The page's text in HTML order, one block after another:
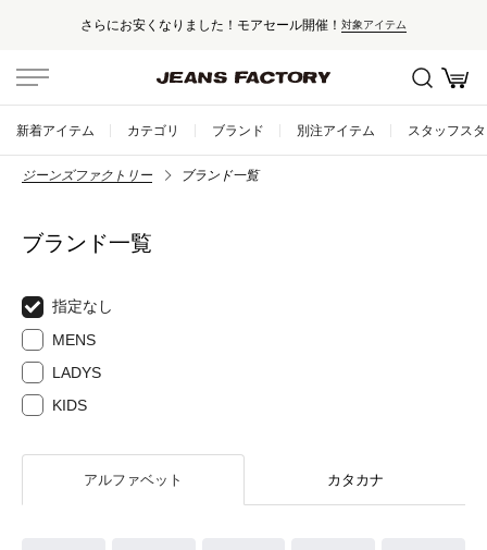
さらにお安くなりました！モアセール開催！ 対象アイテム
新着アイテム カテゴリ ブランド 別注アイテム スタッフス
ジーンズファクトリー ブランド一覧
ブランド一覧
指定なし
MENS
LADYS
KIDS
アルファベット カタカナ